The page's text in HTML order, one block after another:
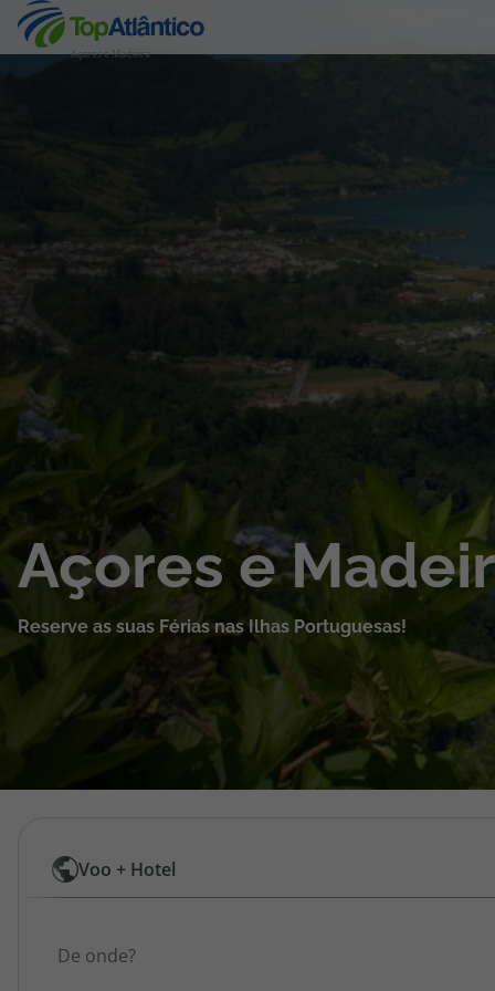
Açores e Madeira
Hotéis
Pacotes de Férias
Disneyland ® Paris
Cruzeiros
Promoções
Especialistas
Cheque Viagem
Açores e
Reserve as suas Férias nas Ilhas Portuguesas!
Pesquisar
por
Voos
Voo + Hotel